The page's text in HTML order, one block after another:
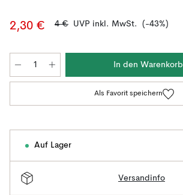
2,30 € 4 € UVP inkl. MwSt. (-43%)
In den Warenkorb
Als Favorit speichern
Auf Lager
Versandinfo